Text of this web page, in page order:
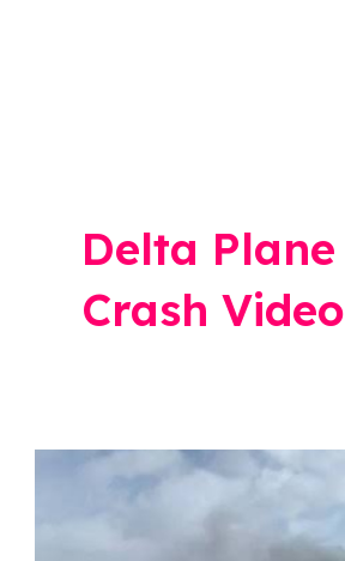
Delta Plane
Crash Video